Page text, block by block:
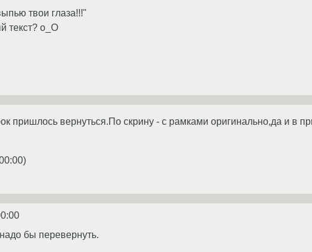
твои глаза!!!"
текст? о_О
пришлось вернуться.По скрину - с рамками оригинально,да и в
)
бы перевернуть.